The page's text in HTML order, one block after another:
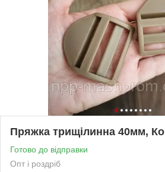
Пряжка трищілинна 40мм,
Готово до відправки
Опт і роздріб